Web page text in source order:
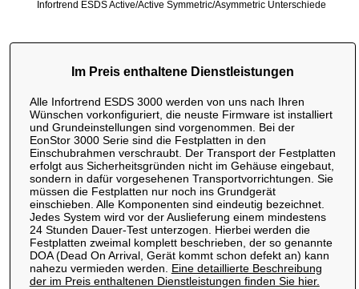
Infortrend ESDS Active/Active Symmetric/Asymmetric Unterschiede
Im Preis enthaltene Dienstleistungen
Alle Infortrend ESDS 3000 werden von uns nach Ihren
Wünschen vorkonfiguriert, die neuste Firmware ist installiert
und Grundeinstellungen sind vorgenommen. Bei der
EonStor 3000 Serie sind die Festplatten in den
Einschubrahmen verschraubt. Der Transport der Festplatten
erfolgt aus Sicherheitsgründen nicht im Gehäuse eingebaut,
sondern in dafür vorgesehenen Transportvorrichtungen. Sie
müssen die Festplatten nur noch ins Grundgerät
einschieben. Alle Komponenten sind eindeutig bezeichnet.
Jedes System wird vor der Auslieferung einem mindestens
24 Stunden Dauer-Test unterzogen. Hierbei werden die
Festplatten zweimal komplett beschrieben, der so genannte
DOA (Dead On Arrival, Gerät kommt schon defekt an) kann
nahezu vermieden werden. Eine detaillierte Beschreibung
der im Preis enthaltenen Dienstleistungen finden Sie hier.